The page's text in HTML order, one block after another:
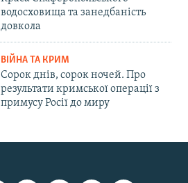
водосховища та занедбаність
довкола
ВІЙНА ТА КРИМ
Сорок днів, сорок ночей. Про
результати кримської операції з
примусу Росії до миру